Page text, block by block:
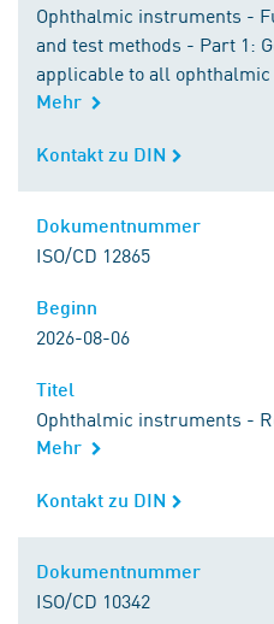
Ophthalmic instruments -
and test methods - Part 1:
applicable to all
Mehr
Kontakt zu DIN
Kontakt zu DIN
Dokumentnummer
ISO/CD 12865
Beginn
2026-08-06
Titel
Ophthalmic instruments -
Mehr
Kontakt zu DIN
Kontakt zu DIN
Dokumentnummer
ISO/CD 10342